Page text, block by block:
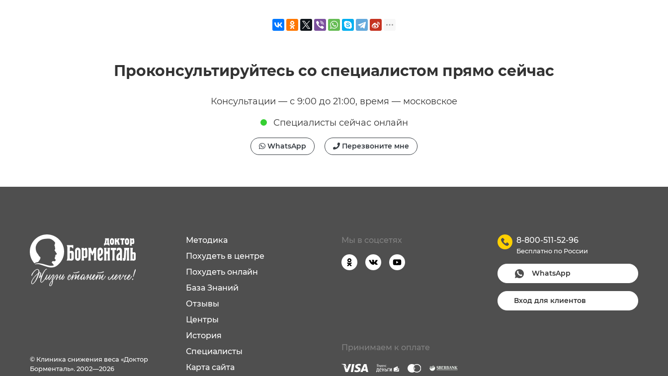
Проконсультируйтесь со специалистом прямо сейчас
Консультации — с 9:00 до 21:00, время — московское
Специалисты сейчас онлайн
WhatsApp Перезвоните мне
© Клиника снижения веса «Доктор
Борменталь». 2002—2026
Методика
Похудеть в центре
Похудеть онлайн
База Знаний
Отзывы
Центры
История
Специалисты
Карта сайта
Мы в соцсетях
Принимаем к оплате
8-800-511-52-96
Бесплатно по России
WhatsApp
Вход для клиентов